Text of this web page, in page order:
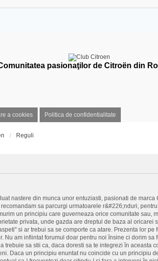
a cookies Politica de confidentialitate
pasionaţilor de Citroën din
Reguli
nastere din munca unor entuziasti, pasionati de
sa parcurgi urmatoarele r&#226;nduri,
un principiu care guverneaza orice comunitate sau,
privata, unde gazda are dreptul de baza al
si ar trebui sa se comporte ca atare. Prezenta lor
Nu am infiintat forumul doar pentru noi însine ci dorim
trebuie sa stii ca, daca doresti sa te integrezi în aceasta
Daca un principiu enuntat nu coincide cu un principiu